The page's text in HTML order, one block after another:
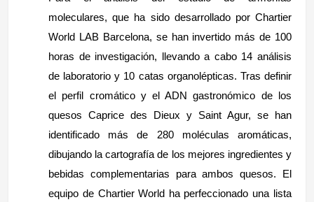
moleculares, que ha sido desarrollado por Chartier
World LAB Barcelona, se han invertido más de 100
horas de investigación, llevando a cabo 14 análisis
de laboratorio y 10 catas organolépticas. Tras definir
el perfil cromático y el ADN gastronómico de los
quesos Caprice des Dieux y Saint Agur, se han
identificado más de 280 moléculas aromáticas,
dibujando la cartografía de los mejores ingredientes y
bebidas complementarias para ambos quesos. El
equipo de Chartier World ha perfeccionado una lista